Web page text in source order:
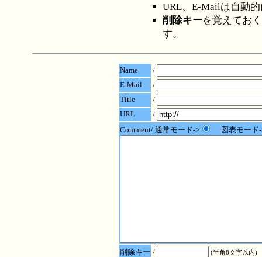
URL、E-Mailは自動
削除キーを覚えてお
す。
Name
/
E-Mail
/
Title
/
URL
/
Comment/ 通常モード->
図表モード-
削除キー / (半角8文字以内)